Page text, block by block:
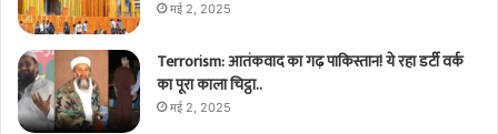
मई 2, 2025
Terrorism: आतंकवाद का गढ़ पाकिस्तान! ये रहा डर्टी वर्क
का पूरा काला चिट्ठा..
मई 2, 2025